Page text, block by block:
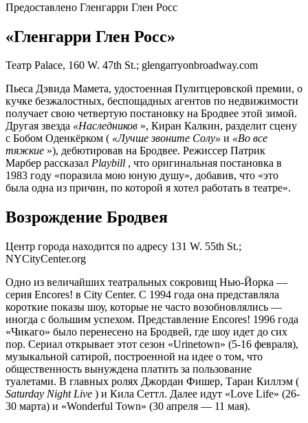
Предоставлено Гленгарри Глен Росс
«Гленгарри Глен Росс»
Театр Palace, 160 W. 47th St.; glengarryonbroadway.com
Пьеса Дэвида Мамета, удостоенная Пулитцеровской премии, о
кучке безжалостных, беспощадных агентов по недвижимости
получает свою четвертую постановку на Бродвее этой зимой.
Другая звезда «Наследников », Киран Калкин, разделит сцену
с Бобом Оденкёрком ( «Лучше звоните Солу» и «Во все
тяжкие »), дебютировав на Бродвее. Режиссер Патрик
Марбер рассказал Playbill , что оригинальная постановка в
1983 году «поразила мою юную душу», добавив, что «это
была одна из причин, по которой я хотел работать в театре».
Возрождение Бродвея
Центр города находится по адресу 131 W. 55th St.;
NYCityCenter.org
Одно из величайших театральных сокровищ Нью-Йорка —
серия Encores! в City Center. С 1994 года она представляла
короткие показы шоу, которые не часто возобновлялись —
иногда с большим успехом. Представление Encores! 1996 года
«Чикаго» было перенесено на Бродвей, где шоу идет до сих
пор. Сериал открывает этот сезон «Urinetown» (5-16 февраля),
музыкальной сатирой, построенной на идее о том, что
общественность вынуждена платить за пользование
туалетами. В главных ролях Джордан Фишер, Таран Киллэм (
Saturday Night Live ) и Кила Сеттл. Далее идут «Love Life» (26-
30 марта) и «Wonderful Town» (30 апреля — 11 мая).